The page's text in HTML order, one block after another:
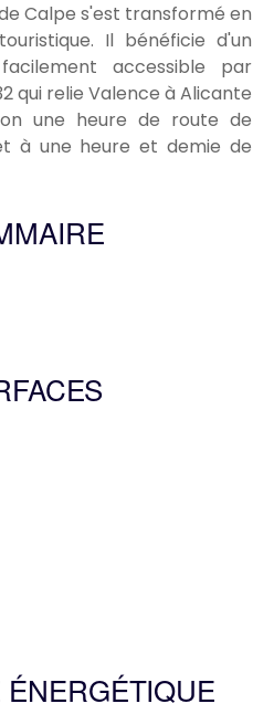
Calpe s'est transformé en
Il bénéficie d'un
accessible par
qui relie Valence à Alicante
une heure de route de
à une heure et demie de
ÉNERGÉTIQUE